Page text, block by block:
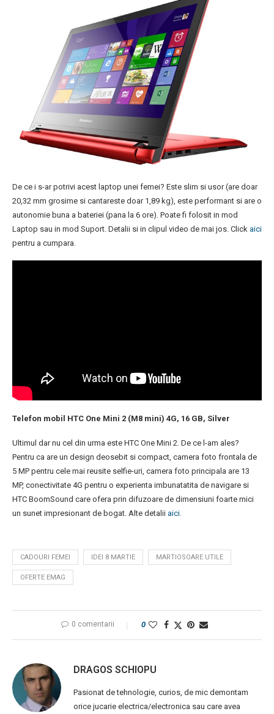
De ce i s-ar potrivi acest laptop unei femei? Este slim si usor (are doar
20,32 mm grosime si cantareste doar 1,89 kg), este performant si are o
autonomie buna a bateriei (pana la 6 ore). Poate fi folosit in mod
Laptop sau in mod Suport. Detalii si in clipul video de mai jos. Click aici
pentru a cumpara.
Telefon mobil HTC One Mini 2 (M8 mini) 4G, 16 GB, Silver
Ultimul dar nu cel din urma este HTC One Mini 2. De ce l-am ales?
Pentru ca are un design deosebit si compact, camera foto frontala de
5 MP pentru cele mai reusite selfie-uri, camera foto principala are 13
MP, conectivitate 4G pentru o experienta imbunatatita de navigare si
HTC BoomSound care ofera prin difuzoare de dimensiuni foarte mici
un sunet impresionant de bogat. Alte detalii aici.
CADOURI FEMEI IDEI 8 MARTIE MARTIOSOARE UTILE
OFERTE EMAG
0 comentarii 0
DRAGOS SCHIOPU
Pasionat de tehnologie, curios, de mic demontam
orice jucarie electrica/electronica sau care avea